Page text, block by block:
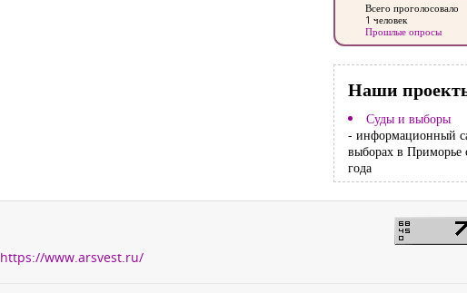
Всего проголосовало
1 человек
Прошлые опросы
Наши
Суды и выборы
- информационный
выборах в Приморье
года
https://www.arsvest.ru/